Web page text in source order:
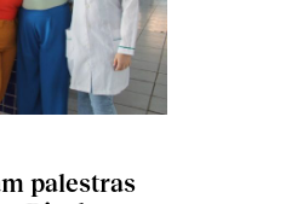
palestras